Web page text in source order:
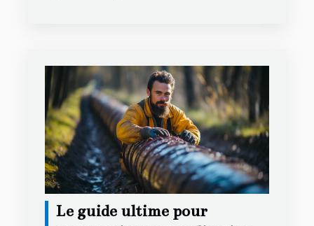
Le guide ultime pour